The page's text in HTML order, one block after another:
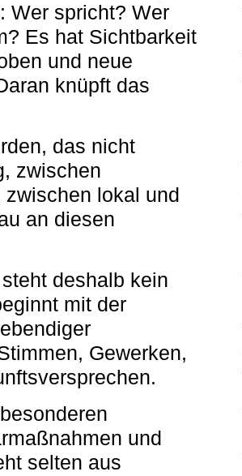
Wer spricht? Wer
Es hat Sichtbarkeit
und neue
knüpft das
das nicht
zwischen
lokal und
an diesen
deshalb kein
mit der
Gewerken,
und
selten aus